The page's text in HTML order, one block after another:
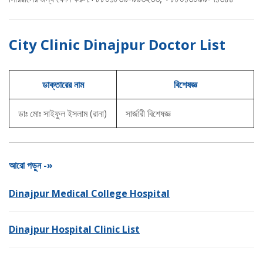
City Clinic Dinajpur Doctor List
ডাক্তারের নাম বিশেষজ্ঞ
ডাঃ মোঃ সাইফুল ইসলাম (রানা) সার্জারী বিশেষজ্ঞ
আরো পড়ুন -»
Dinajpur Medical College Hospital
Dinajpur Hospital Clinic List